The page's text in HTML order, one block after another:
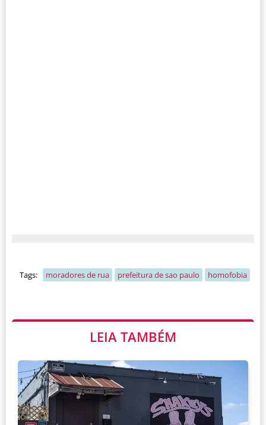
Tags: moradores de rua prefeitura de sao paulo homofobia
LEIA TAMBÉM